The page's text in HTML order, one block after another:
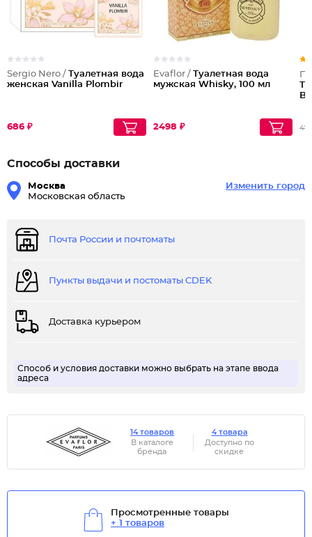
Sergio Nero / Туалетная вода
женская Vanilla Plombir
686 ₽
Evaflor / Туалетная вода
мужская Whisky, 100 мл
2498 ₽ 477
Способы доставки
Москва
Московская область
Изменить город
Почта России и почтоматы
Пункты выдачи и постоматы CDEK
Доставка курьером
Способ и условия доставки можно выбрать на этапе ввода
адреса
14 товаров
В каталоге
бренда
4 товара
Доступно по
скидке
Просмотренные товары
+ 1 товаров